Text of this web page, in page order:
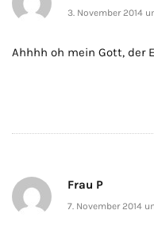
3. November 2014
Ahhhh oh mein Gott, der
Frau P
7. November 2014